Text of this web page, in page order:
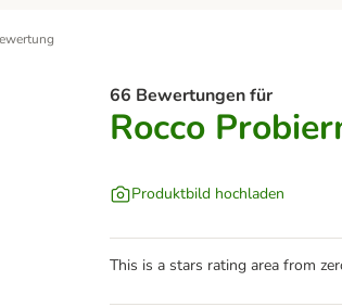
66 Bewertungen für
Rocco
Produktbild hochladen
This is a stars rating area from